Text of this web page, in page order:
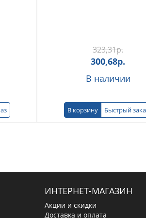
323,31р.
300,68р.
В наличии
В корзину Быстрый
ИНТЕРНЕТ-МАГАЗИН
Акции и скидки
Доставка и оплата